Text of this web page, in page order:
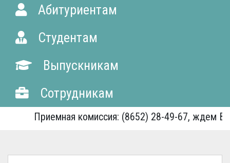
Абитуриентам
Студентам
Выпускникам
Сотрудникам
Приемная комиссия: (8652) 28-49-67, ждем Вас!